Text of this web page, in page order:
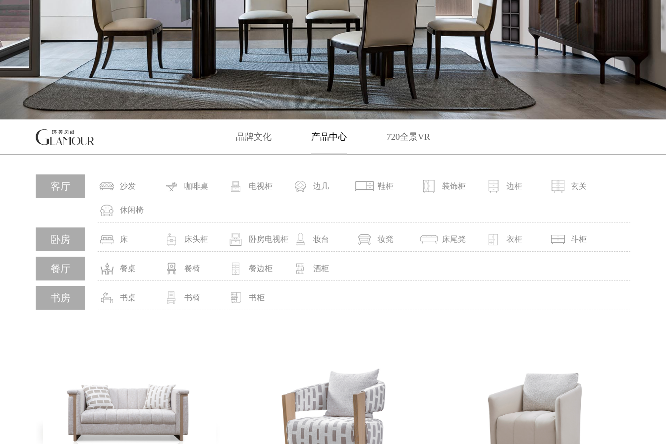
品牌文化 产品中心 720全景VR
客厅 沙发 咖啡桌 电视柜 边几 鞋柜 装饰柜 边柜 玄关
休闲椅
卧房 床 床头柜 卧房电视柜 妆台 妆凳 床尾凳 衣柜 斗柜
餐厅 餐桌 餐椅 餐边柜 酒柜
书房 书桌 书椅 书柜
MORE MORE MORE